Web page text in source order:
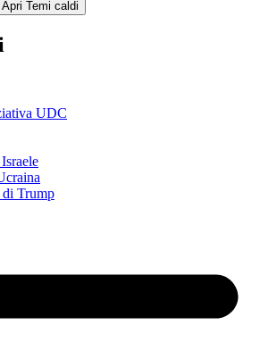
Apri Temi caldi
UDC
di Trump